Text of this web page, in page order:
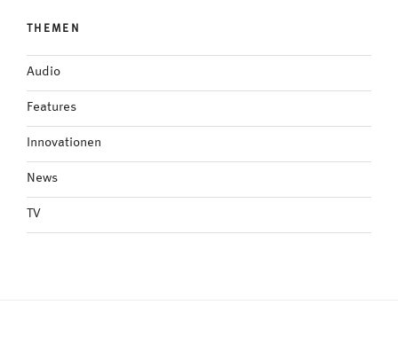
THEMEN
Audio
Features
Innovationen
News
TV